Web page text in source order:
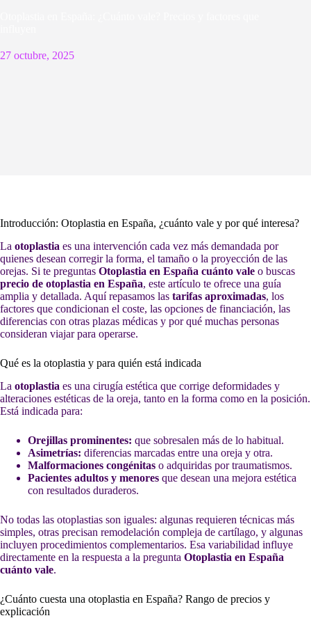
27 octubre, 2025
Introducción: Otoplastia en España, ¿cuánto vale y por qué interesa?
La otoplastia es una intervención cada vez más demandada por
quienes desean corregir la forma, el tamaño o la proyección de las
orejas. Si te preguntas Otoplastia en España cuánto vale o buscas
precio de otoplastia en España, este artículo te ofrece una guía
amplia y detallada. Aquí repasamos las tarifas aproximadas, los
factores que condicionan el coste, las opciones de financiación, las
diferencias con otras plazas médicas y por qué muchas personas
consideran viajar para operarse.
Qué es la otoplastia y para quién está indicada
La otoplastia es una cirugía estética que corrige deformidades y
alteraciones estéticas de la oreja, tanto en la forma como en la posición.
Está indicada para:
Orejillas prominentes: que sobresalen más de lo habitual.
Asimetrías: diferencias marcadas entre una oreja y otra.
Malformaciones congénitas o adquiridas por traumatismos.
Pacientes adultos y menores que desean una mejora estética
con resultados duraderos.
No todas las otoplastias son iguales: algunas requieren técnicas más
simples, otras precisan remodelación compleja de cartílago, y algunas
incluyen procedimientos complementarios. Esa variabilidad influye
directamente en la respuesta a la pregunta Otoplastia en España
cuánto vale.
¿Cuánto cuesta una otoplastia en España? Rango de precios y
explicación